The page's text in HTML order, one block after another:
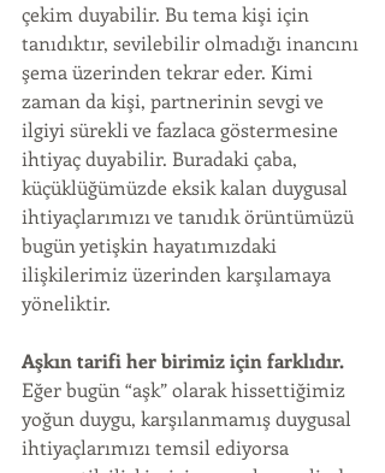
çekim duyabilir. Bu tema kişi için
tanıdıktır, sevilebilir olmadığı inancını
şema üzerinden tekrar eder. Kimi
zaman da kişi, partnerinin sevgi ve
ilgiyi sürekli ve fazlaca göstermesine
ihtiyaç duyabilir. Buradaki çaba,
küçüklüğümüzde eksik kalan duygusal
ihtiyaçlarımızı ve tanıdık örüntümüzü
bugün yetişkin hayatımızdaki
ilişkilerimiz üzerinden karşılamaya
yöneliktir.
Aşkın tarifi her birimiz için farklıdır.
Eğer bugün “aşk” olarak hissettiğimiz
yoğun duygu, karşılanmamış duygusal
ihtiyaçlarımızı temsil ediyorsa